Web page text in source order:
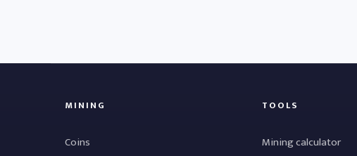
MINING
Coins
TOOLS
Mining calculator